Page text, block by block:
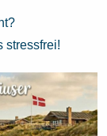
stressfrei!